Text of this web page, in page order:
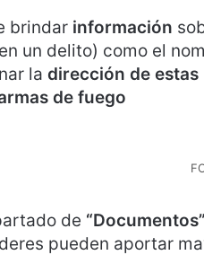
brindar información
un delito) como el
la dirección de estas
de fuego
de “Documentos”
pueden aportar